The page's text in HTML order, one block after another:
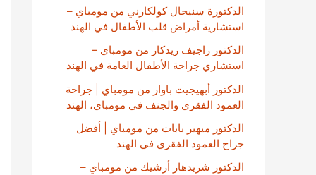
الدكتورة سنيحال كولكارني من مومباي –
استشارية أمراض قلب الأطفال في الهند
الدكتور راجيف ريدكار من مومباي –
استشاري جراحة الأطفال العامة في الهند
الدكتور أبهيجيت باوار من مومباي | جراحة
العمود الفقري والجنف في مومباي، الهند
الدكتور ميهير بابات من مومباي | أفضل
جراح العمود الفقري في الهند
الدكتور شريدهار أرشيك من مومباي –